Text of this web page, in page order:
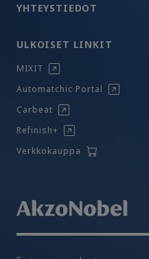
YHTEYSTIEDOT
ULKOISET LINKIT
MIXIT
Automatchic Portal
Carbeat
Refinish+
Verkkokauppa